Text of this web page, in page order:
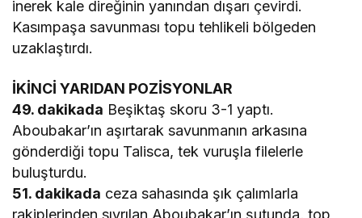
inerek kale direğinin yanından dışarı çevirdi.
Kasımpaşa savunması topu tehlikeli bölgeden
uzaklaştırdı.
İKİNCİ YARIDAN POZİSYONLAR
49. dakikada Beşiktaş skoru 3-1 yaptı.
Aboubakar’ın aşırtarak savunmanın arkasına
gönderdiği topu Talisca, tek vuruşla filelerle
buluşturdu.
51. dakikada ceza sahasında şık çalımlarla
rakiplerinden sıyrılan Aboubakar’ın şutunda, top